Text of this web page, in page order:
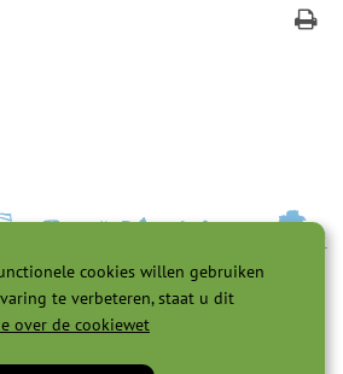
cookies willen gebruiken
te verbeteren, staat u dit
over de cookiewet